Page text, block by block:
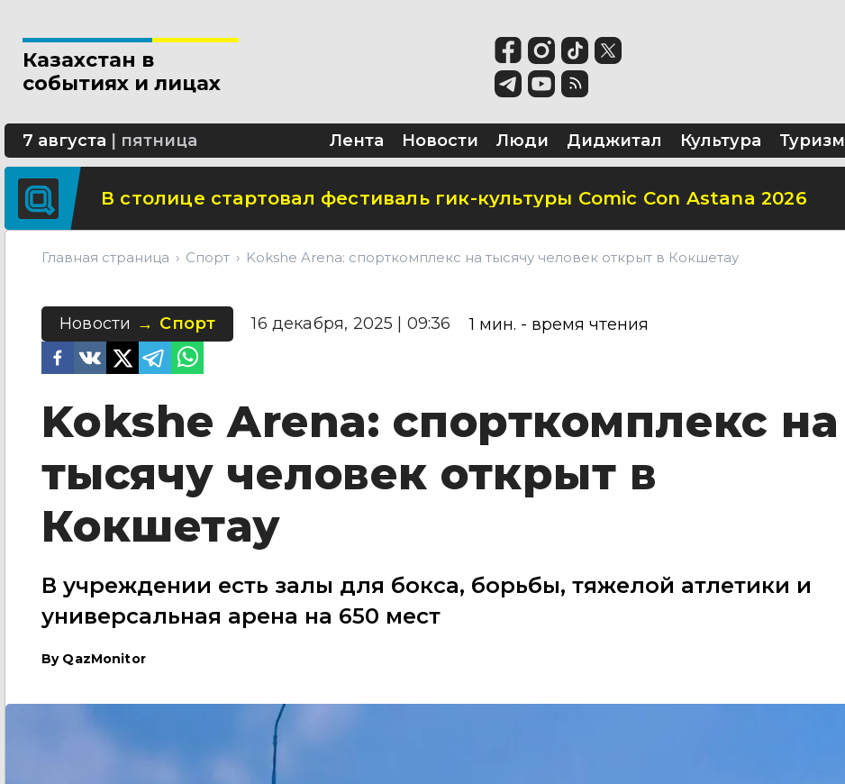
Казахстан в
событиях и лицах
7 августа пятница Лента Новости Люди Диджитал Культура Туризм
В Алматы благоустраивают территорию перед ТЮЗом
Сколько стоит собрать ребенка в школу в Казахстане в 2026 году?
В столице стартовал фестиваль гик-культуры Comic Con Astana 2026
Главная страница Спорт Kokshe Arena: спорткомплекс на тысячу человек открыт в Кокшетау
Новости Спорт 16 декабря, 2025 | 09:36 1 мин. - время чтения
Kokshe Arena: спорткомплекс на
тысячу человек открыт в
Кокшетау
В учреждении есть залы для бокса, борьбы, тяжелой атлетики и
универсальная арена на 650 мест
By QazMonitor